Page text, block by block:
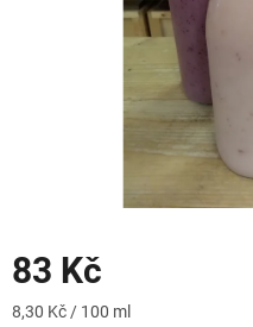
83 Kč
Měrná
8,30 Kč / 100 ml